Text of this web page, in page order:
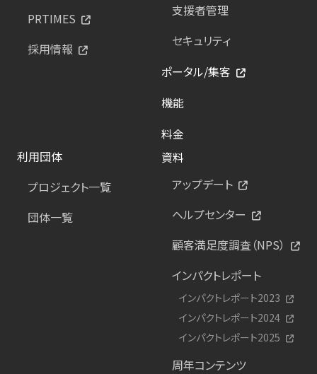
PRTIMES
採用情報
支援者管理
セキュリティ
ポータル/集客
機能
料金
利用団体
プロジェクト一覧
団体一覧
資料
アップデート
ヘルプセンター
顧客満足度調査（NPS）
インパクトレポート
インパクトレポート2023
インパクトレポート2024
インパクトレポート2025
周年コンテンツ